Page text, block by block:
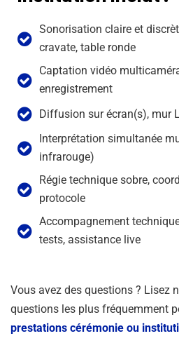
Sonorisation claire et
cravate, table ronde
Captation vidéo
enregistrement
Diffusion sur écran(s), mur
Interprétation simultanée
infrarouge)
Régie technique sobre,
protocole
Accompagnement
tests, assistance live
Vous avez des questions ? Lisez
questions les plus fréquemment
prestations cérémonie ou